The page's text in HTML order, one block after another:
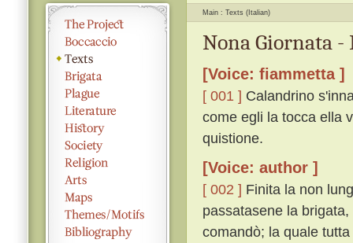
Main Texts (Italian)
Nona Giornata
[Voice: fiammetta ]
[ 001 ] Calandrino
come egli la tocca ella
quistione.
[Voice: author ]
[ 002 ] Finita la non
passatasene la
comandò; la quale